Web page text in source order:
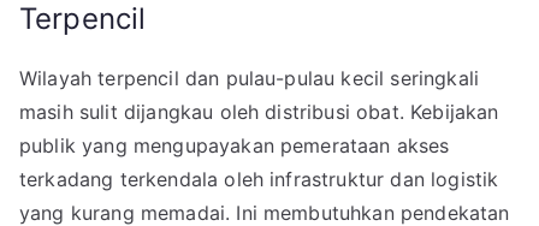
Terpencil
Wilayah terpencil dan pulau-pulau kecil seringkali
masih sulit dijangkau oleh distribusi obat. Kebijakan
publik yang mengupayakan pemerataan akses
terkadang terkendala oleh infrastruktur dan logistik
yang kurang memadai. Ini membutuhkan pendekatan